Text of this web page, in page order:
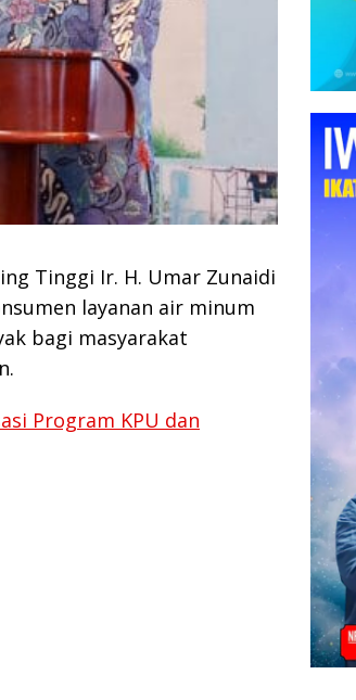
Tinggi Ir. H. Umar Zunaidi
layanan air minum
bagi masyarakat
Program KPU dan